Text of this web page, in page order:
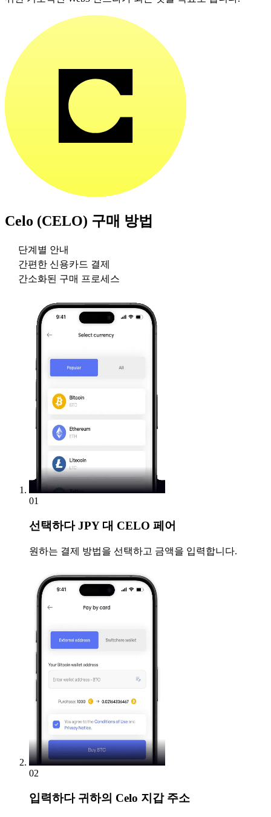
Celo (CELO) 구매 방법
단계별 안내
간편한 신용카드 결제
간소화된 구매 프로세스
01
선택하다JPY 대 CELO 페어
원하는 결제 방법을 선택하고 금액을 입력합니다.
02
입력하다귀하의 Celo 지갑 주소